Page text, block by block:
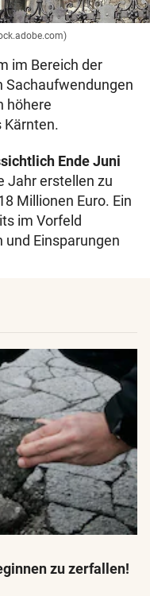
im Bereich der
Sachaufwendungen
höhere
Kärnten.
Ende Juni
Jahr erstellen zu
Millionen Euro. Ein
im Vorfeld
Einsparungen
zu zerfallen!